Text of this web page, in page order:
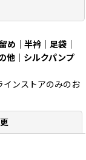
め 半衿 足袋
他
シルクパンプ
インストアのみのお